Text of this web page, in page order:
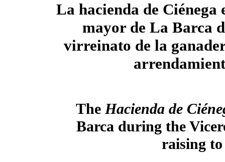
La hacienda de Ciénega
mayor de La Barca
virreinato de la
TheHacienda de
Barca during the
raising